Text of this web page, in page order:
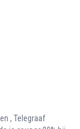
, Telegraaf